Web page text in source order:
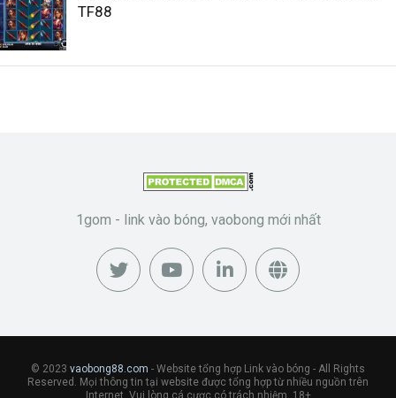
TF88
1gom - link vào bóng, vaobong mới nhất
© 2023 vaobong88.com - Website tổng hợp Link vào bóng - All Rights
Reserved. Mọi thông tin tại website được tổng hợp từ nhiều nguồn trên